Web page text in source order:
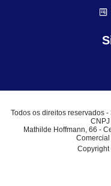
Todos os direitos reservados
Mathilde Hoffmann, 66 -
Comercial